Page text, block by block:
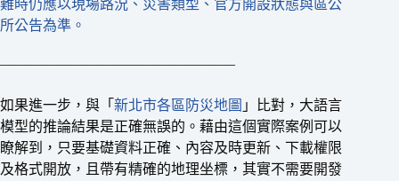
難時仍應以現場路況、災害類型、官方開設狀態與區公
所公告為準。
————————————————–
如果進一步，與「 新北市各區防災地圖 」比對，大語言
模型的推論結果是正確無誤的。藉由這個實際案例可以
瞭解到，只要基礎資料正確、內容及時更新、下載權限
及格式開放，且帶有精確的地理坐標，其實不需要開發